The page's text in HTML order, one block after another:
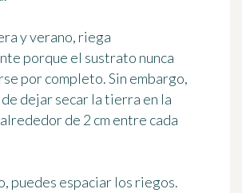
y verano, riega
porque el sustrato nunca
por completo. Sin embargo,
dejar secar la tierra en la
de 2 cm entre cada
puedes espaciar los riegos.